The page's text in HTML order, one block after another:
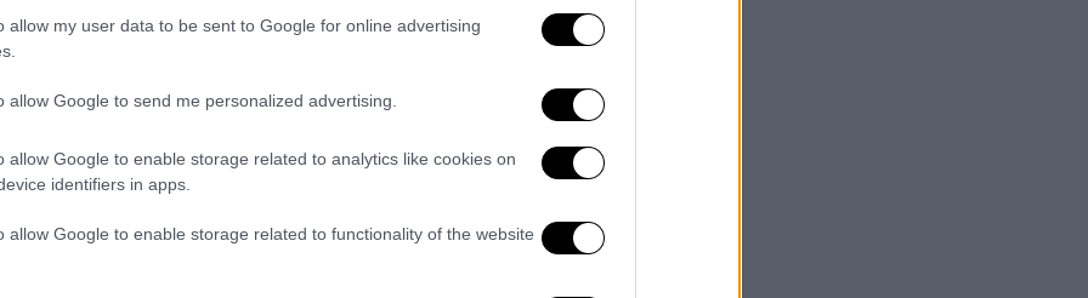
allow my user data to be sent to Google for online advertising
allow Google to send me personalized advertising.
allow Google to enable storage related to analytics like cookies on
identifiers in apps.
allow Google to enable storage related to functionality of the website
Εξωτερικών,Χάικο Μάας,
για την Ευρώπη έπειτα από τον
Βρυξέλλες αναφορικά με το Ταμείο
στα επόμενα βήματα για να
συνέχισε ο Γερμανός ΥΠΕΞ,
«βασίζεται στη στήριξη της Ελλάδας
Αγία Σοφία